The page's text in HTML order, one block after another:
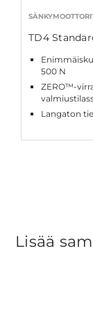
TD4
500 N
ZERO™-
Langaton
Lisää